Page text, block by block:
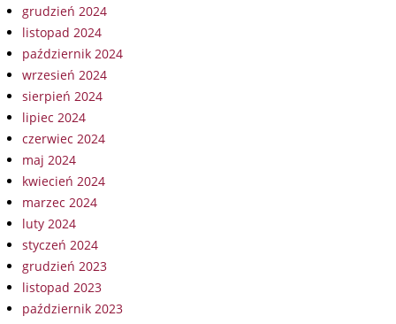
grudzień 2024
listopad 2024
październik 2024
wrzesień 2024
sierpień 2024
lipiec 2024
czerwiec 2024
maj 2024
kwiecień 2024
marzec 2024
luty 2024
styczeń 2024
grudzień 2023
listopad 2023
październik 2023